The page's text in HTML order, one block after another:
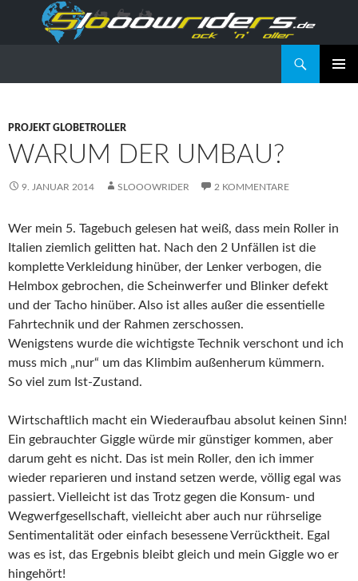
PROJEKT GLOBETROLLER
WARUM DER UMBAU?
9. JANUAR 2014 SLOOOWRIDER 2 KOMMENTARE
Wer mein 5. Tagebuch gelesen hat weiß, dass mein Roller in
Italien ziemlich gelitten hat. Nach den 2 Unfällen ist die
komplette Verkleidung hinüber, der Lenker verbogen, die
Helmbox gebrochen, die Scheinwerfer und Blinker defekt
und der Tacho hinüber. Also ist alles außer die essentielle
Fahrtechnik und der Rahmen zerschossen.
Wenigstens wurde die wichtigste Technik verschont und ich
muss mich „nur“ um das Klimbim außenherum kümmern.
So viel zum Ist-Zustand.
Wirtschaftlich macht ein Wiederaufbau absolut keinen Sinn!
Ein gebrauchter Giggle würde mir günstiger kommen, aber
darum geht es nicht. Das ist mein Roller, den ich immer
wieder reparieren und instand setzen werde, völlig egal was
passiert. Vielleicht ist das Trotz gegen die Konsum- und
Wegwerfgesellschaft, vielleicht aber auch nur rührselige
Sentimentalität oder einfach besessene Verrücktheit. Egal
was es ist, das Ergebnis bleibt gleich und mein Giggle wo er
hingehört!